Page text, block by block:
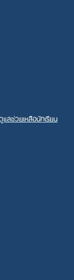
ลช่วยเหลือนักเรียน